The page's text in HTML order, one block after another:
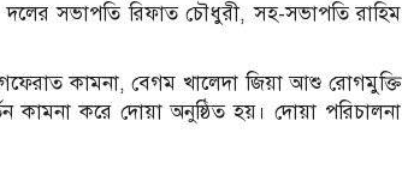
সভাপতি রিফাত চৌধুরী, সহ-সভাপতি রাহিম
কামনা, বেগম খালেদা জিয়া আশু রোগমুক্তি
কামনা করে দোয়া অনুষ্ঠিত হয়। দোয়া পরিচালনা